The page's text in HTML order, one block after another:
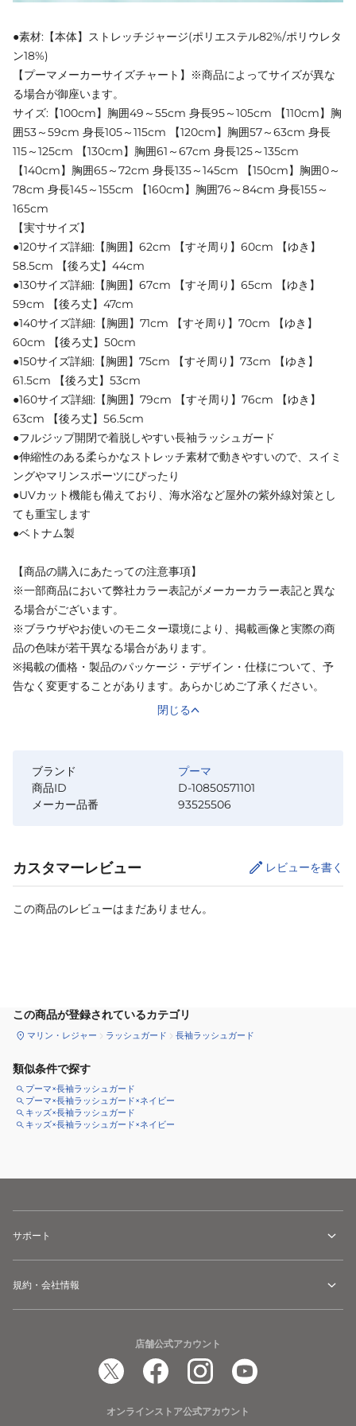
●素材:【本体】ストレッチジャージ(ポリエステル82%/ポリウレタ
ン18%)
【プーマメーカーサイズチャート】※商品によってサイズが異な
る場合が御座います。
サイズ:【100cm】胸囲49～55cm 身長95～105cm 【110cm】胸
囲53～59cm 身長105～115cm 【120cm】胸囲57～63cm 身長
115～125cm 【130cm】胸囲61～67cm 身長125～135cm
【140cm】胸囲65～72cm 身長135～145cm 【150cm】胸囲0～
78cm 身長145～155cm 【160cm】胸囲76～84cm 身長155～
165cm
【実寸サイズ】
●120サイズ詳細:【胸囲】62cm 【すそ周り】60cm 【ゆき】
58.5cm 【後ろ丈】44cm
●130サイズ詳細:【胸囲】67cm 【すそ周り】65cm 【ゆき】
59cm 【後ろ丈】47cm
●140サイズ詳細:【胸囲】71cm 【すそ周り】70cm 【ゆき】
60cm 【後ろ丈】50cm
●150サイズ詳細:【胸囲】75cm 【すそ周り】73cm 【ゆき】
61.5cm 【後ろ丈】53cm
●160サイズ詳細:【胸囲】79cm 【すそ周り】76cm 【ゆき】
63cm 【後ろ丈】56.5cm
●フルジップ開閉で着脱しやすい長袖ラッシュガード
●伸縮性のある柔らかなストレッチ素材で動きやすいので、スイミ
ングやマリンスポーツにぴったり
●UVカット機能も備えており、海水浴など屋外の紫外線対策とし
ても重宝します
●ベトナム製
【商品の購入にあたっての注意事項】
※一部商品において弊社カラー表記がメーカーカラー表記と異な
る場合がございます。
※ブラウザやお使いのモニター環境により、掲載画像と実際の商
品の色味が若干異なる場合があります。
※掲載の価格・製品のパッケージ・デザイン・仕様について、予
告なく変更することがあります。あらかじめご了承ください。
閉じる
ブランド
プーマ
商品ID
D-10850571101
メーカー品番
93525506
カスタマーレビュー レビューを書く
この商品のレビューはまだありません。
この商品が登録されているカテゴリ
マリン・レジャー ラッシュガード 長袖ラッシュガード
類似条件で探す
プーマ×長袖ラッシュガード
プーマ×長袖ラッシュガード×ネイビー
キッズ×長袖ラッシュガード
キッズ×長袖ラッシュガード×ネイビー
サポート
規約・会社情報
店舗公式アカウント
オンラインストア公式アカウント